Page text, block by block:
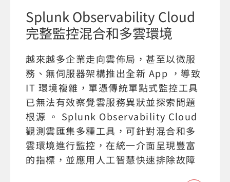
Splunk Observability Cloud
完整監控混合和多雲環境
越來越多企業走向雲佈局，甚至以微服
務、無伺服器架構推出全新 App ，導致
IT 環境複雜，單憑傳統單點式監控工具
已無法有效察覺雲服務異狀並探索問題
根源 。 Splunk Observability Cloud
觀測雲匯集多種工具，可針對混合和多
雲環境進行監控，在統一介面呈現豐富
的指標，並應用人工智慧快速排除故障